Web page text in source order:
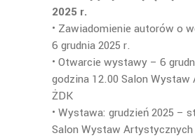
2025 r.
• Zawiadomienie autorów o
6 grudnia 2025 r.
• Otwarcie wystawy – 6
godzina 12.00 Salon
ŻDK
• Wystawa: grudzień 2025 –
Salon Wystaw Artystycznych